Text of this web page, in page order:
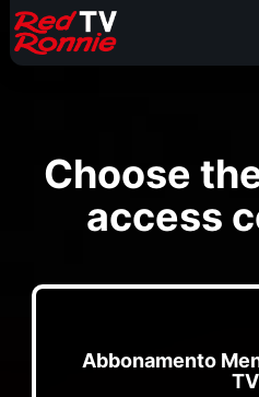
Choose
access
Abbonamento
TV